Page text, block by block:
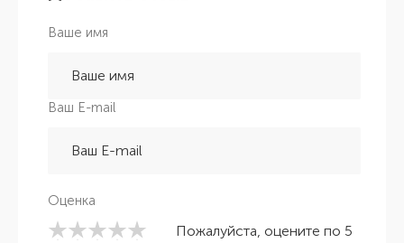
Ваше имя
Ваш E-mail
Оценка
Пожалуйста, оцените по 5